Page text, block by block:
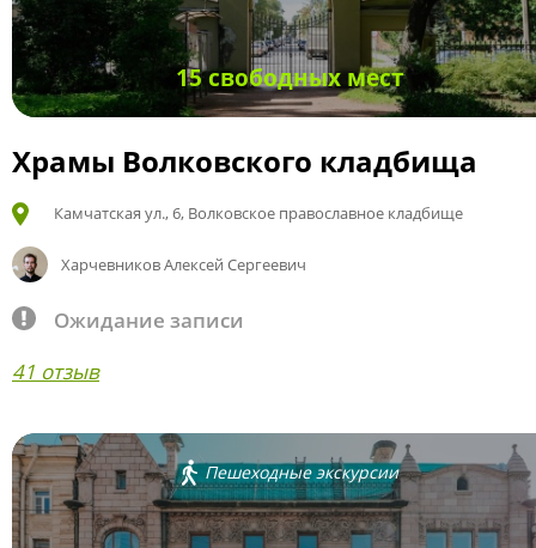
15 свободных мест
Храмы Волковского кладбища
Камчатская ул., 6, Волковское православное кладбище
Харчевников Алексей Сергеевич
Ожидание записи
41 отзыв
Пешеходные экскурсии